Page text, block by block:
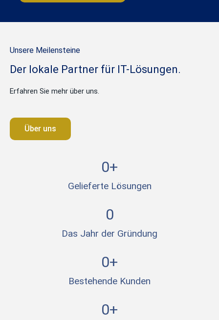
Unsere Meilensteine
Der lokale Partner für IT-Lösungen.
Erfahren Sie mehr über uns.
Über uns
Gelieferte Lösungen
0+
Das Jahr der Gründung
0
Bestehende Kunden
0+
0+